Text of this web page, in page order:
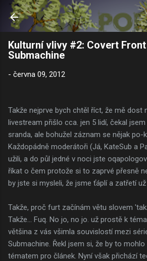
Přeskočit na hlavní
Kulturní vlivy #2: Covert
Submachine
- června 09, 2012
Takže nejprve bych chtěl říct, že mě dost
livestream přišlo cca. jen 5 lidí, čekal
sranda, ale bohužel záznam se nějak po-
Každopádně moderátoři (Já, KateSub a
užili, a do půl jedné v noci jste
říkat o čem protože si to zaprvé přesně
by jste si mysleli, že jsme ťáplí a zatřetí už
Takže, proč furt začínám větu slovem
Takže... Fuq. No jo, no jo. už prostě k
většina z vás všimla souvislostí mezi
Submachine. Řekl jsem si, že by to
tématem pro článek. Nyní však přichází